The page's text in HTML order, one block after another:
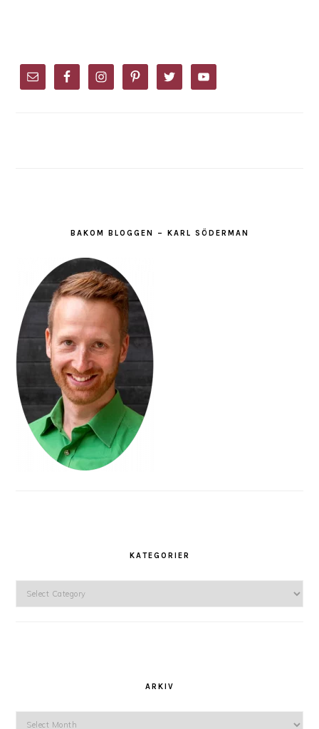
SIDEBAR
BAKOM BLOGGEN – KARL SÖDERMAN
KATEGORIER
ARKIV